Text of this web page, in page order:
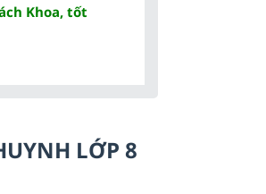
Khoa, tốt
LỚP 8